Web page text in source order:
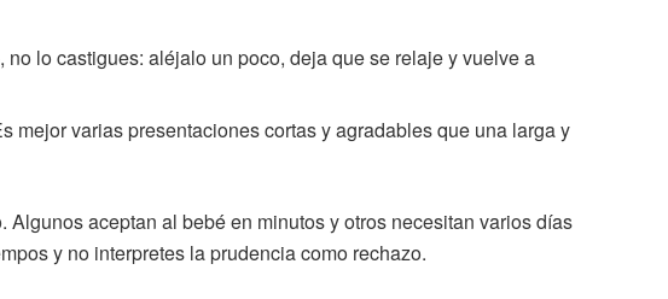
lo castigues: aléjalo un poco, deja que se relaje y vuelve a
mejor varias presentaciones cortas y agradables que una larga y
Algunos aceptan al bebé en minutos y otros necesitan varios días
y no interpretes la prudencia como rechazo.